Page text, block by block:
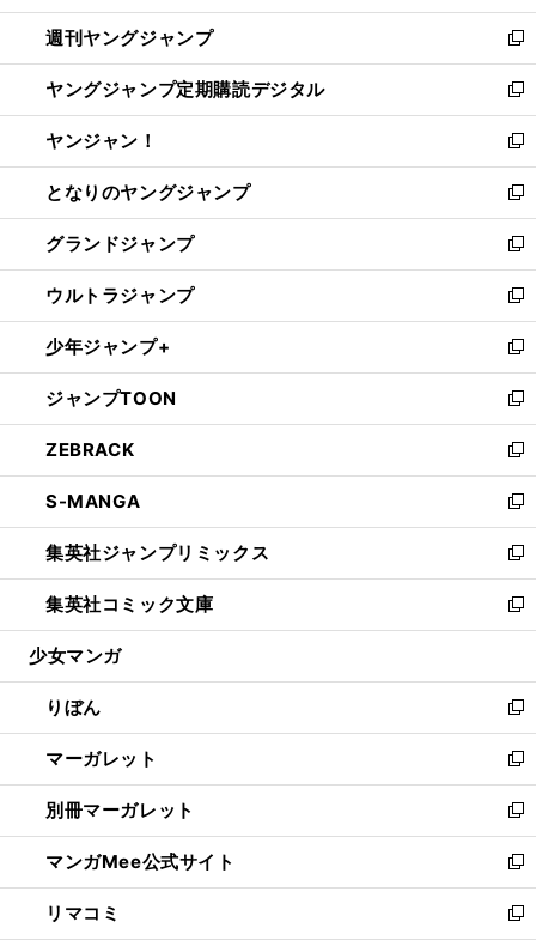
開
く
ウ
で
開
く
ン
ド
ウ
で
開
く
ウ
ィ
ン
ド
ウ
で
開
く
週刊ヤングジャンプ
新
し
い
ウ
ィ
ン
ド
ウ
で
開
く
ヤングジャンプ定期購読デジタル
新
し
い
ウ
ィ
ン
ド
ウ
で
開
く
ヤンジャン！
新
し
い
ウ
ィ
ン
ド
ウ
で
開
く
となりのヤングジャンプ
新
し
い
ウ
ィ
ン
ド
ウ
で
開
く
グランドジャンプ
新
し
い
ウ
ィ
ン
ド
ウ
で
開
く
ウルトラジャンプ
新
し
い
ウ
ィ
ン
ド
ウ
で
開
く
少年ジャンプ+
新
し
い
ウ
ィ
ン
ド
ウ
で
開
く
ジャンプTOON
新
し
い
ウ
ィ
ン
ド
ウ
で
開
ZEBRACK
新
し
い
ウ
ィ
ン
ド
ウ
開
く
S-MANGA
新
し
い
ウ
ィ
ン
ウ
で
開
く
集英社ジャンプリミックス
新
し
い
ウ
ン
ド
ウ
で
開
く
集英社コミック文庫
新
し
ウ
ィ
ン
ド
ウ
で
開
く
少女マンガ
りぼん
新
し
い
ウ
ィ
ン
ド
ウ
で
マーガレット
新
し
い
ウ
ィ
ン
ド
別冊マーガレット
新
し
い
ウ
ィ
マンガMee公式サイト
新
し
い
リマコミ
新